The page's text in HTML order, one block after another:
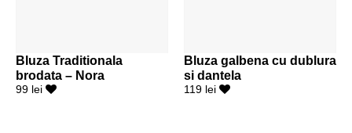
Bluza Traditionala
brodata – Nora
99 lei
Bluza galbena cu dublura
si dantela
119 lei